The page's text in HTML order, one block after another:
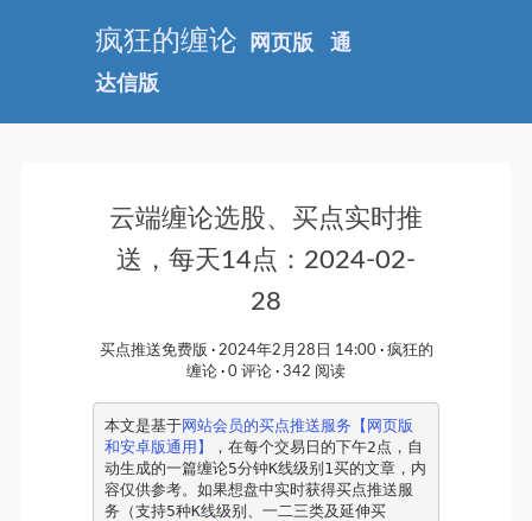
疯狂的缠论 网页版
通
达信版
云端缠论选股、买点实时推
送，每天14点：2024-02-
28
买点推送免费版 2024年2月28日 14:00
疯狂的
缠论
0 评论 342 阅读
本文是基于网站会员的买点推送服务【网页版
和安卓版通用】
，在每个交易日的下午2点，自
动生成的一篇缠论5分钟K线级别1买的文章，内
容仅供参考。如果想盘中实时获得买点推送服
务（支持5种K线级别、一二三类及延伸买